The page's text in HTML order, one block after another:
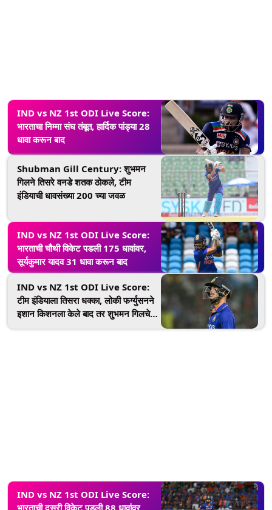
IND vs NZ 1st ODI Live Score:
भारताचा निम्मा संघ तंबूत, हार्दिक पांड्या 28
धावा करून बाद
Shubman Gill Century: शुभमन
गिलने तिसरे वनडे शतक ठोकले, टीम
इंडियाची धावसंख्या 200 च्या जवळ
IND vs NZ 1st ODI Live Score:
भारताची चौथी विकेट पडली 175 धावांवर,
सूर्यकुमार यादव 31 धावा करून बाद
IND vs NZ 1st ODI Live Score:
टीम इंडियाला तिसरा धक्का, लोकी फर्ग्युसनने
इशान किशनला केले बाद तर शुभमन गिलचे
IND vs NZ 1st ODI Live Score:
भारताची दुसरी विकेट पडली 88 धावांवर,